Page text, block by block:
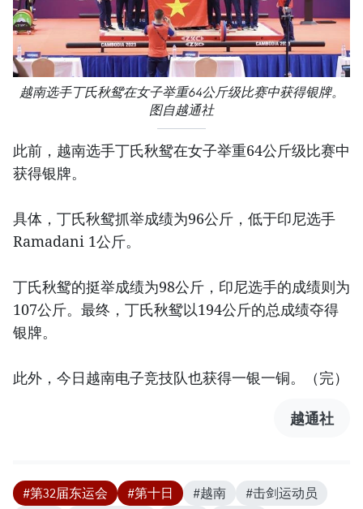
越南选手丁氏秋鸳在女子举重64公斤级比赛中获得银牌。
图自越通社
此前，越南选手丁氏秋鸳在女子举重64公斤级比赛中
获得银牌。
具体，丁氏秋鸳抓举成绩为96公斤，低于印尼选手
Ramadani 1公斤。
丁氏秋鸳的挺举成绩为98公斤，印尼选手的成绩则为
107公斤。最终，丁氏秋鸳以194公斤的总成绩夺得
银牌。
此外，今日越南电子竞技队也获得一银一铜。（完）
越通社
#第32届东运会 #第十日 #越南
#击剑运动员